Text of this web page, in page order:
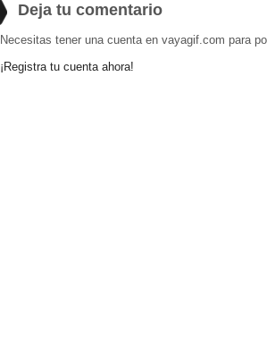
Deja tu comentario
Necesitas tener una cuenta en vayagif.com para
¡Registra tu cuenta ahora!